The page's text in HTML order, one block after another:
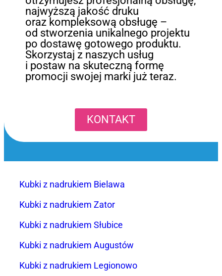
najwyższą jakość druku
oraz kompleksową obsługę –
od stworzenia unikalnego projektu
po dostawę gotowego produktu.
Skorzystaj z naszych usług
i postaw na skuteczną formę
promocji swojej marki już teraz.
KONTAKT
Kubki z nadrukiem Bielawa
Kubki z nadrukiem Zator
Kubki z nadrukiem Słubice
Kubki z nadrukiem Augustów
Kubki z nadrukiem Legionowo